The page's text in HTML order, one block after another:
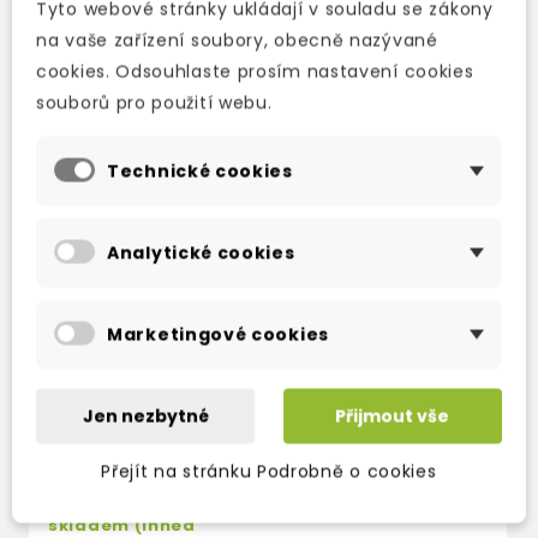
TAKÉ DOPORUČUJEME
TEEN ELI READERS
HOOD WITH AUDIO
DOWNLOAD
skladem (ihned
TEEN ELI READERS
STAGE 3 LITTLE
WOMEN +
Tyto webové stránky ukládají v souladu se zákony
na vaše zařízení soubory, obecně nazývané
cookies. Odsouhlaste prosím nastavení cookies
souborů pro použití webu.
Technické cookies
Analytické cookies
Marketingové cookies
Jen nezbytné Přijmout vše
Přejít na stránku Podrobně o cookies